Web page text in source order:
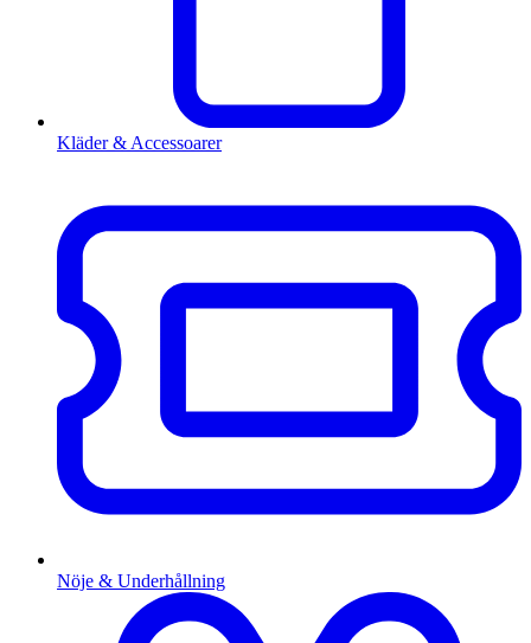
Kläder & Accessoarer
Nöje & Underhållning